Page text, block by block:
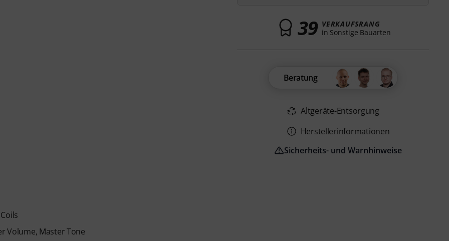
Volume, Master Tone
39 VERKAUFSRANG
in Sonstige Bauarten
Beratung
Altgeräte-Entsorgung
Herstellerinformationen
Sicherheits- und Warnhinweise